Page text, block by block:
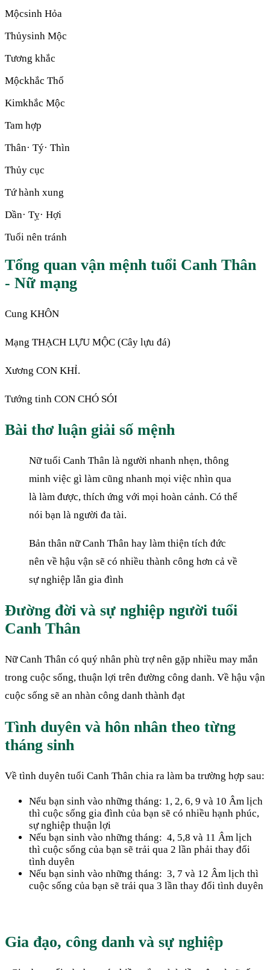
Mộcsinh Hỏa
Thủysinh Mộc
Tương khắc
Mộckhắc Thổ
Kimkhắc Mộc
Tam hợp
Thân· Tý· Thìn
Thủy cục
Tứ hành xung
Dần· Tỵ· Hợi
Tuổi nên tránh
Tổng quan vận mệnh tuổi Canh Thân
- Nữ mạng
Cung KHÔN
Mạng THẠCH LỰU MỘC (Cây lựu đá)
Xương CON KHỈ.
Tướng tinh CON CHÓ SÓI
Bài thơ luận giải số mệnh
Nữ tuổi Canh Thân là người nhanh nhẹn, thông
minh việc gì làm cũng nhanh mọi việc nhìn qua
là làm được, thích ứng với mọi hoàn cảnh. Có thể
nói bạn là người đa tài.
Bản thân nữ Canh Thân hay làm thiện tích đức
nên về hậu vận sẽ có nhiều thành công hơn cả về
sự nghiệp lẫn gia đình
Đường đời và sự nghiệp người tuổi
Canh Thân
Nữ Canh Thân có quý nhân phù trợ nên gặp nhiều may mắn
trong cuộc sống, thuận lợi trên đường công danh. Về hậu vận
cuộc sống sẽ an nhàn công danh thành đạt
Tình duyên và hôn nhân theo từng
tháng sinh
Về tình duyên tuổi Canh Thân chia ra làm ba trường hợp sau:
Nếu bạn sinh vào những tháng: 1, 2, 6, 9 và 10 Âm lịch
thì cuộc sống gia đình của bạn sẽ có nhiều hạnh phúc,
sự nghiệp thuận lợi
Nếu bạn sinh vào những tháng: 4, 5,8 và 11 Âm lịch
thì cuộc sống của bạn sẽ trải qua 2 lần phải thay đổi
tình duyên
Nếu bạn sinh vào những tháng: 3, 7 và 12 Âm lịch thì
cuộc sống của bạn sẽ trải qua 3 lần thay đổi tình duyên
Gia đạo, công danh và sự nghiệp